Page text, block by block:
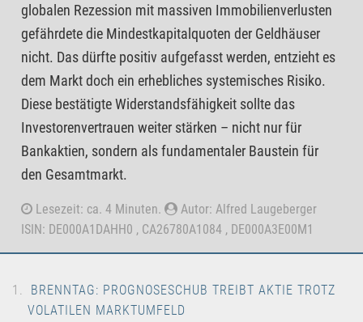
globalen Rezession mit massiven Immobilienverlusten
gefährdete die Mindestkapitalquoten der Geldhäuser
nicht. Das dürfte positiv aufgefasst werden, entzieht es
dem Markt doch ein erhebliches systemisches Risiko.
Diese bestätigte Widerstandsfähigkeit sollte das
Investorenvertrauen weiter stärken – nicht nur für
Bankaktien, sondern als fundamentaler Baustein für
den Gesamtmarkt.
Lesezeit: ca. 4 Minuten.
Autor: Alfred Laugeberger
ISIN: DE000A1DAHH0 , CA26780A1084 , DE000A3E00M1
BRENNTAG: PROGNOSESCHUB TREIBT AKTIE TROTZ
VOLATILEN MARKTUMFELD